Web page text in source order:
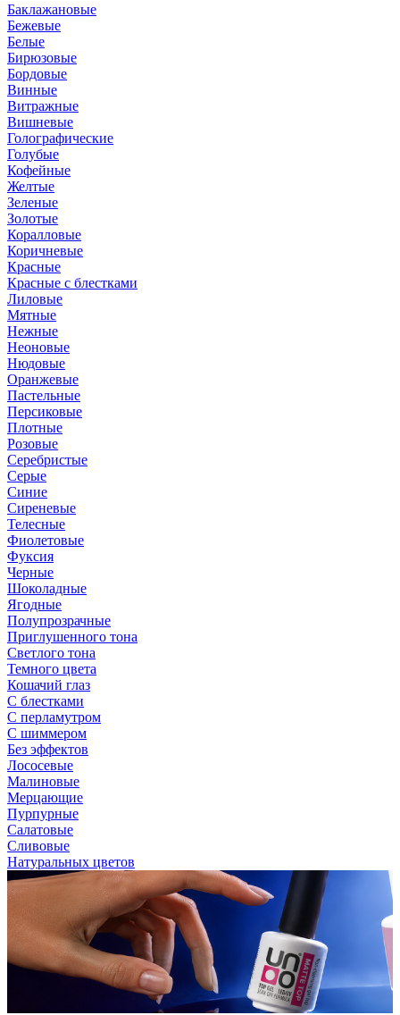
Баклажановые
Бежевые
Белые
Бирюзовые
Бордовые
Винные
Витражные
Вишневые
Голографические
Голубые
Кофейные
Желтые
Зеленые
Золотые
Коралловые
Коричневые
Красные
Красные с блестками
Лиловые
Мятные
Нежные
Неоновые
Нюдовые
Оранжевые
Пастельные
Персиковые
Плотные
Розовые
Серебристые
Серые
Синие
Сиреневые
Телесные
Фиолетовые
Фуксия
Черные
Шоколадные
Ягодные
Полупрозрачные
Приглушенного тона
Светлого тона
Темного цвета
Кошачий глаз
С блестками
С перламутром
С шиммером
Без эффектов
Лососевые
Малиновые
Мерцающие
Пурпурные
Салатовые
Сливовые
Натуральных цветов